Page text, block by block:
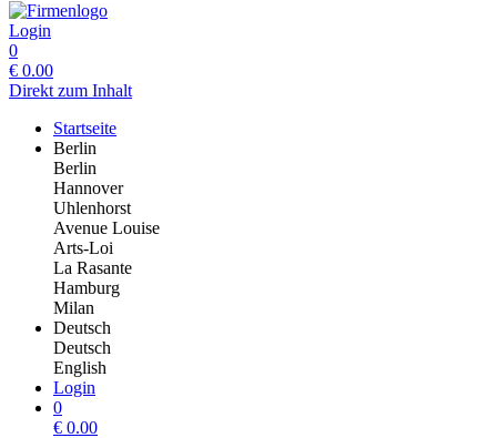
Login
0
€ 0.00
Direkt zum Inhalt
Startseite
Berlin
Berlin
Hannover
Uhlenhorst
Avenue Louise
Arts-Loi
La Rasante
Hamburg
Milan
Deutsch
Deutsch
English
Login
0
€ 0.00